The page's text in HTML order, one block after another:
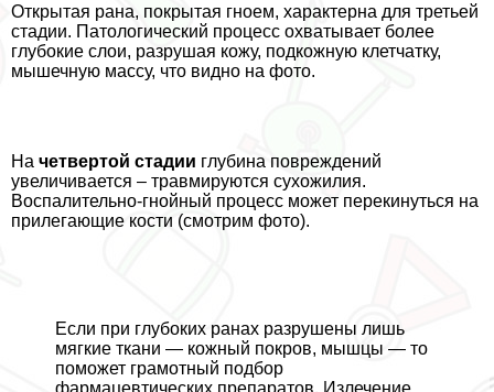
Открытая рана, покрытая гноем, хаpaктерна для третьей
стадии. Патологический процесс охватывает более
глубокие слои, разрушая кожу, подкожную клетчатку,
мышечную массу, что видно на фото.
На четвертой стадии глубина повреждений
увеличивается – травмируются сухожилия.
Воспалительно-гнойный процесс может перекинуться на
прилегающие кости (смотрим фото).
Если при глубоких ранах разрушены лишь
мягкие ткани — кожный покров, мышцы — то
поможет грамотный подбор
фармацевтических препаратов. Излечение